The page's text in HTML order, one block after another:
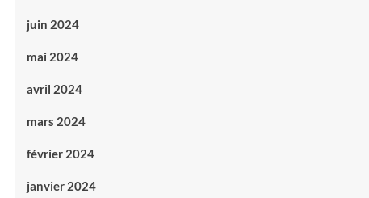
juin 2024
mai 2024
avril 2024
mars 2024
février 2024
janvier 2024